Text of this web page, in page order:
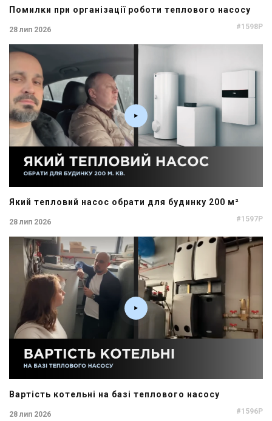
Помилки при організації роботи теплового насосу
28 лип 2026 #1598P
Який тепловий насос обрати для будинку 200 м²
28 лип 2026 #1597P
Вартість котельні на базі теплового насосу
28 лип 2026 #1596P